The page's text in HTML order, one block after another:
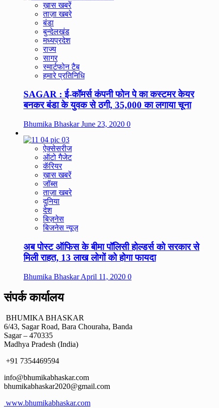
ख़ास खबरें
ताज़ा खबरे
बंडा
बुन्देलखंड
मध्यप्रदेश
राज्य
सागर
स्मार्टफोन टैब
हमारे प्रतिनिधि
SAGAR : ई-कॉमर्स कंपनी फोन पे का कस्टमर केयर
बनकर बंडा के युवक से ठगी, 35,000 का लगाया चूना
Bhumika BhaskarJune 23, 2020 0
ऐक्सेसरीज
ऑटो गैजेट
कॅरियर
ख़ास खबरें
जॉब्स
ताज़ा खबरे
दुनिया
देश
बिज़नेस
बिजनेस न्यूज़
अब पोस्ट ऑफिस के बीमा पॉलिसी होल्डर्स को सरकार से
मिली राहत, 13 लाख लोगों को होगा फायदा
Bhumika BhaskarApril 11, 2020 0
संपर्क कार्यालय
BHUMIKA BHASKAR
6/43, Sagar Road, Bara Chouraha, Banda
Sagar – 470335
Madhya Pradesh (India)
+91 7354469594
info@bhumikabhaskar.com
bhumikabhaskar2020@gmail.com
www.bhumikabhaskar.com